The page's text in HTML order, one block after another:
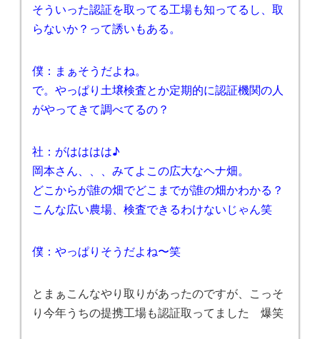
そういった認証を取ってる工場も知ってるし、取
らないか？って誘いもある。
僕：まぁそうだよね。
で。やっぱり土壌検査とか定期的に認証機関の人
がやってきて調べてるの？
社：がはははは♪
岡本さん、、、みてよこの広大なヘナ畑。
どこからが誰の畑でどこまでが誰の畑かわかる？
こんな広い農場、検査できるわけないじゃん笑
僕：やっぱりそうだよね〜笑
とまぁこんなやり取りがあったのですが、こっそ
り今年うちの提携工場も認証取ってました 爆笑